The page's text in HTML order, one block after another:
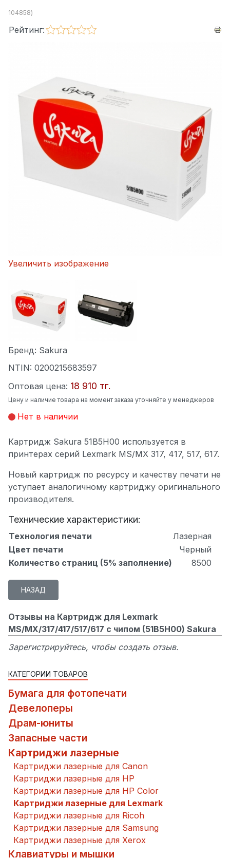
104858)
Рейтинг:
Увеличить изображение
Бренд: Sakura
NTIN: 0200215683597
Оптовая цена: 18 910 тг.
Цену и наличие товара на момент заказа уточняйте у менеджеров
Нет в наличии
Картридж Sakura 51B5H00 используется в
принтерах серий Lexmark MS/MX 317, 417, 517, 617.
Новый картридж по ресурсу и качеству печати не
уступает аналогичному картриджу оригинального
производителя.
Технические характеристики:
Технология печати
Лазерная
Цвет печати
Черный
Количество страниц (5% заполнение)
8500
Отзывы на Картридж для Lexmark
MS/MX/317/417/517/617 с чипом (51B5H00) Sakura
Зарегистрируйтесь, чтобы создать отзыв.
КАТЕГОРИИ ТОВАРОВ
Бумага для фотопечати
Девелоперы
Драм-юниты
Запасные части
Картриджи лазерные
Картриджи лазерные для Canon
Картриджи лазерные для HP
Картриджи лазерные для HP Color
Картриджи лазерные для Lexmark
Картриджи лазерные для Ricoh
Картриджи лазерные для Samsung
Картриджи лазерные для Xerox
Клавиатуры и мышки